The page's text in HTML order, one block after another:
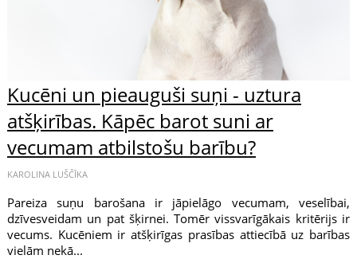
Kucēni un pieauguši suņi - uztura
atšķirības. Kāpēc barot suni ar
vecumam atbilstošu barību?
KAROLINA LUŠČĪKA
Pareiza suņu barošana ir jāpielāgo vecumam, veselībai,
dzīvesveidam un pat šķirnei. Tomēr vissvarīgākais kritērijs ir
vecums. Kucēniem ir atšķirīgas prasības attiecībā uz barības
vielām nekā...